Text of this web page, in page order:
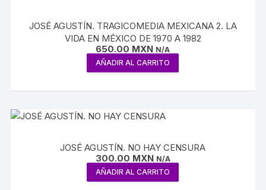
JOSÉ AGUSTÍN. TRAGICOMEDIA MEXICANA 2. LA
VIDA EN MÉXICO DE 1970 A 1982
650.00 MXN N/A
AÑADIR AL CARRITO
JOSÉ AGUSTÍN. NO HAY CENSURA
300.00 MXN N/A
AÑADIR AL CARRITO